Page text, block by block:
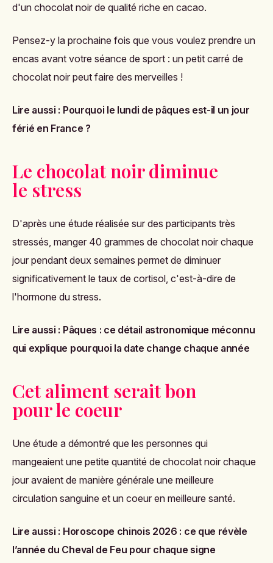
d'un chocolat noir de qualité riche en cacao.
Pensez-y la prochaine fois que vous voulez prendre un
encas avant votre séance de sport : un petit carré de
chocolat noir peut faire des merveilles !
Lire aussi : Pourquoi le lundi de pâques est-il un jour
férié en France ?
Le chocolat noir diminue
le stress
D'après une étude réalisée sur des participants très
stressés, manger 40 grammes de chocolat noir chaque
jour pendant deux semaines permet de diminuer
significativement le taux de cortisol, c'est-à-dire de
l'hormone du stress.
Lire aussi : Pâques : ce détail astronomique méconnu
qui explique pourquoi la date change chaque année
Cet aliment serait bon
pour le coeur
Une étude a démontré que les personnes qui
mangeaient une petite quantité de chocolat noir chaque
jour avaient de manière générale une meilleure
circulation sanguine et un coeur en meilleure santé.
Lire aussi : Horoscope chinois 2026 : ce que révèle
l’année du Cheval de Feu pour chaque signe